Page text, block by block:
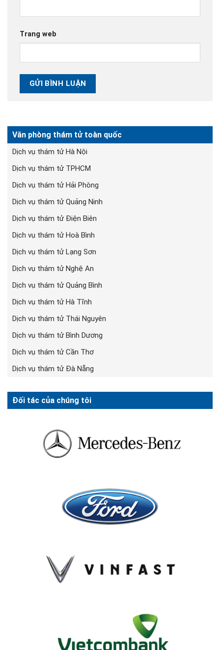
Văn phòng thám tử toàn quốc
Dịch vụ thám tử Hà Nội
Dịch vụ thám tử TPHCM
Dịch vụ thám tử Hải Phòng
Dịch vụ thám tử Quảng Ninh
Dịch vụ thám tử Điện Biên
Dịch vụ thám tử Hoà Bình
Dịch vụ thám tử Lạng Sơn
Dịch vụ thám tử Nghệ An
Dịch vụ thám tử Quảng Bình
Dịch vụ thám tử Hà Tĩnh
Dịch vụ thám tử Thái Nguyên
Dịch vụ thám tử Bình Dương
Dịch vụ thám tử Cần Thơ
Dịch vụ thám tử Đà Nẵng
Đối tác của chúng tôi
Trang web